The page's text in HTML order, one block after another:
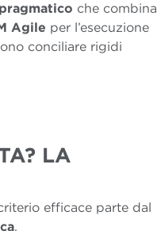
pragmatico che combina
Agile per l’esecuzione
conciliare rigidi
LA
efficace parte dal
.